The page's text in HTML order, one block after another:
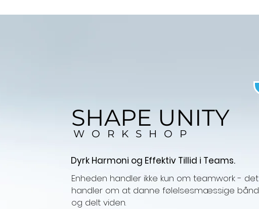
WORKSHOP
SHAPE UNITY
Dyrk Harmoni og Effektiv Tillid i Teams.
Enheden handler ikke kun om teamwork - det
handler om at danne følelsesmæssige bånd
og delt viden.